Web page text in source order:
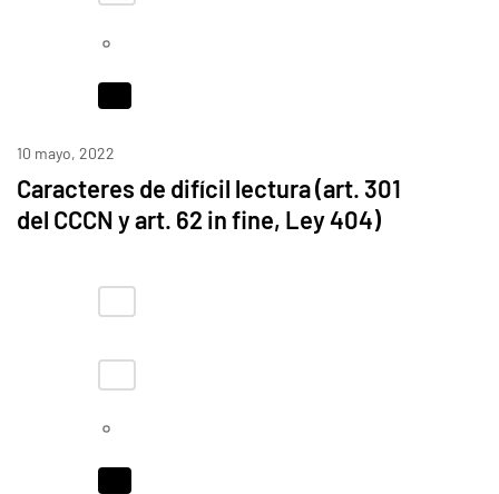
10 mayo, 2022
Caracteres de difícil lectura (art. 301
del CCCN y art. 62 in fine, Ley 404)